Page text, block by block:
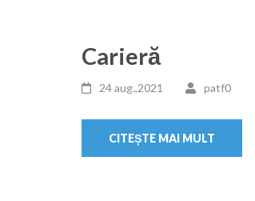
Carieră
24 aug.,2021 patf0
CITEȘTE MAI MULT